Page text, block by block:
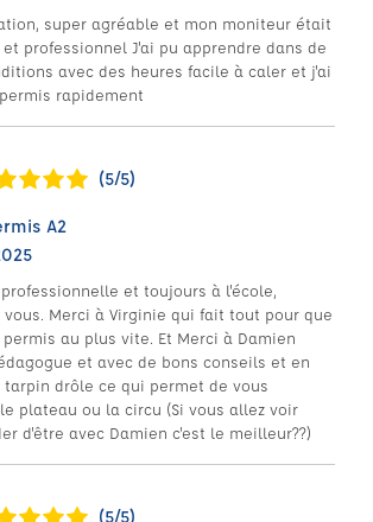
super agréable et mon moniteur était
professionnel J'ai pu apprendre dans de
avec des heures facile à caler et j'ai
rapidement
(5/5)
A2
et toujours à l'école,
Merci à Virginie qui fait tout pour que
au plus vite. Et Merci à Damien
et avec de bons conseils et en
drôle ce qui permet de vous
plateau ou la circu (Si vous allez voir
d'être avec Damien c'est le meilleur??)
(5/5)